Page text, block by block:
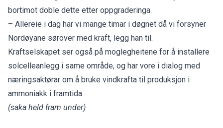
bortimot doble dette etter oppgraderinga.
– Allereie i dag har vi mange timar i døgnet då vi forsyner
Nordøyane sørover med kraft, legg han til.
Kraftselskapet ser også på moglegheitene for å installere
solcelleanlegg i same område, og har vore i dialog med
næringsaktørar om å bruke vindkrafta til produksjon i
ammoniakk i framtida.
(saka held fram under)